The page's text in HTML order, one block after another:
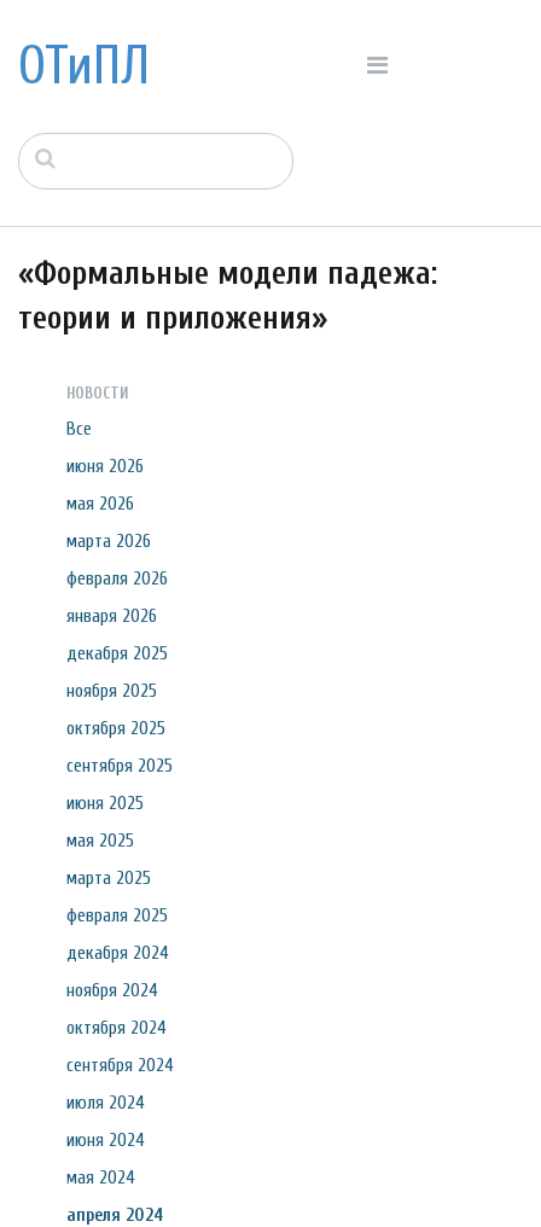
ОТиПЛ
«Формальные модели падежа:
теории и приложения»
НОВОСТИ
Все
июня 2026
мая 2026
марта 2026
февраля 2026
января 2026
декабря 2025
ноября 2025
октября 2025
сентября 2025
июня 2025
мая 2025
марта 2025
февраля 2025
декабря 2024
ноября 2024
октября 2024
сентября 2024
июля 2024
июня 2024
мая 2024
апреля 2024